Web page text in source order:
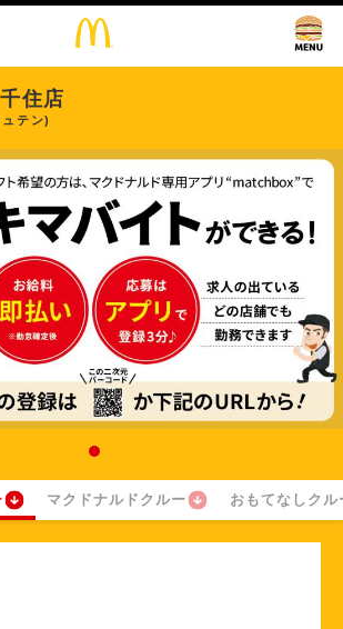
住店
テン)
マクドナルドクルー おもてなしクル